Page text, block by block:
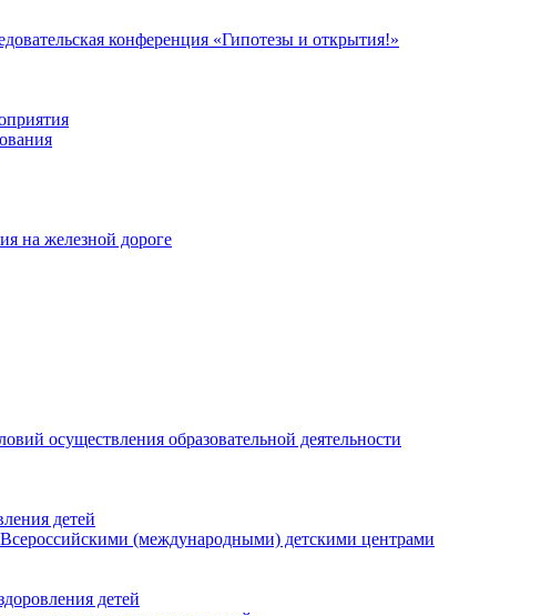
конференция «Гипотезы и открытия!»
на железной дороге
осуществления образовательной деятельности
детей
Всероссийскими (международными) детскими центрами
детей